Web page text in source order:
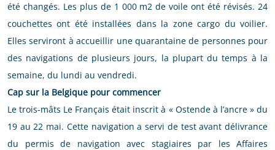
été changés. Les plus de 1 000 m2 de voile ont été révisés. 24
couchettes ont été installées dans la zone cargo du voilier.
Elles serviront à accueillir une quarantaine de personnes pour
des navigations de plusieurs jours, la plupart du temps à la
semaine, du lundi au vendredi.
Cap sur la Belgique pour commencer
Le trois-mâts Le Français était inscrit à « Ostende à l’ancre » du
19 au 22 mai. Cette navigation a servi de test avant délivrance
du permis de navigation avec stagiaires par les Affaires